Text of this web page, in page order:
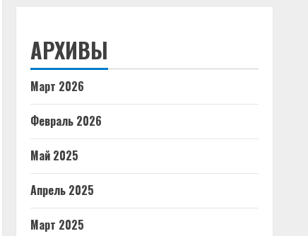
АРХИВЫ
Март 2026
Февраль 2026
Май 2025
Апрель 2025
Март 2025